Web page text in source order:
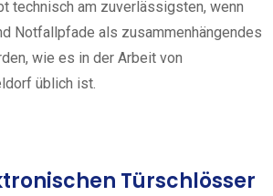
technisch am zuverlässigsten, wenn
Notfallpfade als zusammenhängendes
wie es in der Arbeit von
üblich ist.
Türschlösser